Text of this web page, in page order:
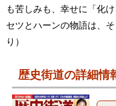
も苦しみも、幸せに「化
セツとハーンの物語は、
り）
歴史街道の詳細情